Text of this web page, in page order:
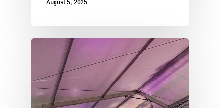
August 5, 2025